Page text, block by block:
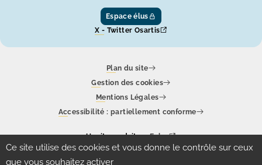
Ce site utilise des cookies et vous donne le contrôle sur ceux
que vous souhaitez activer
Espace élus
X - Twitter Osartis
Plan du site
Gestion des cookies
Mentions Légales
Accessibilité : partiellement conforme
Un site produit parEolas